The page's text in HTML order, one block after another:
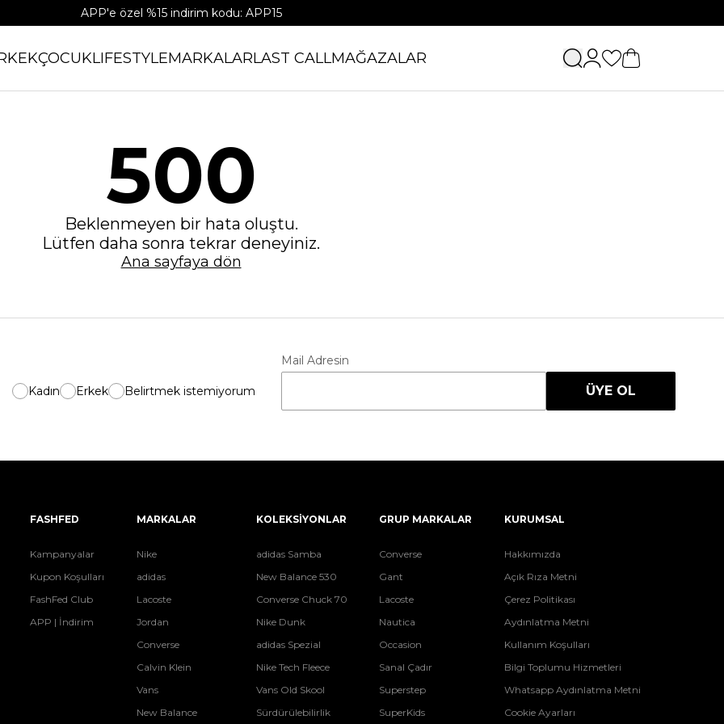
APP'e özel %15 indirim kodu: APP15
ÇOCUKLIFESTYLEMARKALARLAST CALLMAĞAZALAR
500
Beklenmeyen bir hata oluştu.
Lütfen daha sonra tekrar deneyiniz.
Ana sayfaya dön
Kadın Erkek Belirtmek istemiyorum
Mail Adresin
ÜYE OL
FASHFED
Kampanyalar
Kupon Koşulları
FashFed Club
APP | İndirim
MARKALAR
Nike
adidas
Lacoste
Jordan
Converse
Calvin Klein
Vans
New Balance
KOLEKSİYONLAR
adidas Samba
New Balance 530
Converse Chuck 70
Nike Dunk
adidas Spezial
Nike Tech Fleece
Vans Old Skool
Sürdürülebilirlik
GRUP MARKALAR
Converse
Gant
Lacoste
Nautica
Occasion
Sanal Çadır
Superstep
SuperKids
KURUMSAL
Hakkımızda
Açık Rıza Metni
Çerez Politikası
Aydınlatma Metni
Kullanım Koşulları
Bilgi Toplumu Hizmetleri
Whatsapp Aydınlatma Metni
Cookie Ayarları